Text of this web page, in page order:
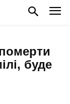
буде